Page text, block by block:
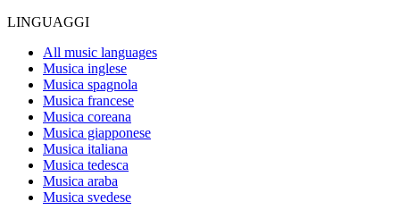
LINGUAGGI
All music languages
Musica inglese
Musica spagnola
Musica francese
Musica coreana
Musica giapponese
Musica italiana
Musica tedesca
Musica araba
Musica svedese